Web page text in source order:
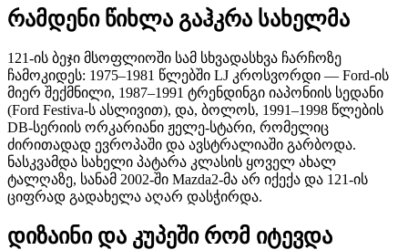
რამდენი წიხლა გაჰკრა სახელმა
121-ის ბეჯი მსოფლიოში სამ სხვადასხვა ჩარჩოზე
ჩამოკიდეს: 1975–1981 წლებში LJ კროსვორდი — Ford-ის
მიერ შექმნილი, 1987–1991 ტრენდინგი იაპონიის სედანი
(Ford Festiva-ს ასლივით), და, ბოლოს, 1991–1998 წლების
DB-სერიის ორკარიანი ჟელე-სტარი, რომელიც
ძირითადად ევროპაში და ავსტრალიაში გარბოდა.
ნასკვამდა სახელი პატარა კლასის ყოველ ახალ
ტალღაზე, სანამ 2002-ში Mazda2-მა არ იქექა და 121-ის
ციფრად გადახელა აღარ დასჭირდა.
დიზაინი და კუპეში რომ იტევდა